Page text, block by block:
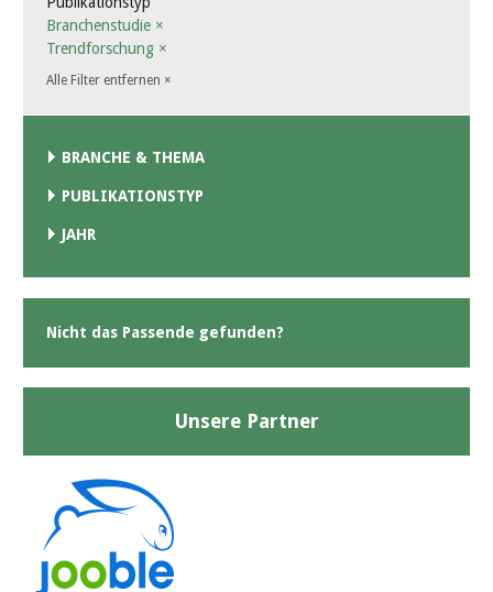
Branchenstudie ×
Trendforschung ×
Alle Filter entfernen ×
BRANCHE & THEMA
PUBLIKATIONSTYP
JAHR
Nicht das Passende gefunden?
Unsere Partner